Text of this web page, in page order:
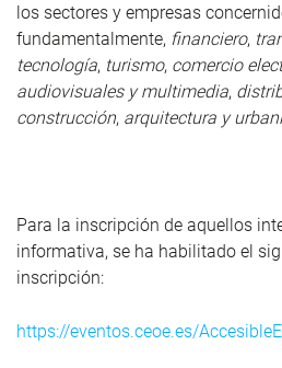
los sectores y empresas
fundamentalmente, financiero,
tecnología, turismo, comercio
audiovisuales y multimedia,
construcción, arquitectura y
Para la inscripción de aquellos
informativa, se ha habilitado el
inscripción:
https://eventos.ceoe.es/